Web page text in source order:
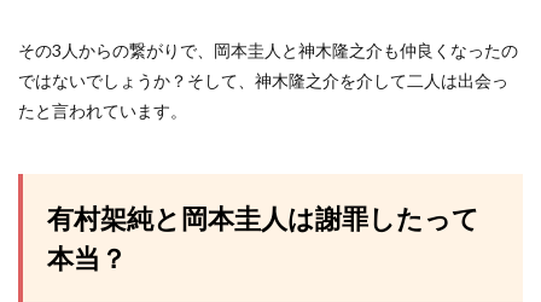
その3人からの繋がりで、岡本圭人と神木隆之介も仲良くなったの
ではないでしょうか？そして、神木隆之介を介して二人は出会っ
たと言われています。
有村架純と岡本圭人は謝罪したって
本当？